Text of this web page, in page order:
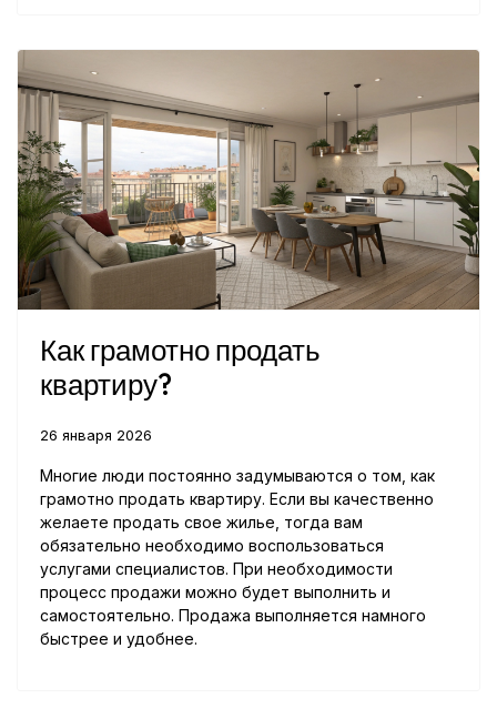
Как грамотно продать
квартиру?
26 января 2026
Многие люди постоянно задумываются о том, как
грамотно продать квартиру. Если вы качественно
желаете продать свое жилье, тогда вам
обязательно необходимо воспользоваться
услугами специалистов. При необходимости
процесс продажи можно будет выполнить и
самостоятельно. Продажа выполняется намного
быстрее и удобнее.